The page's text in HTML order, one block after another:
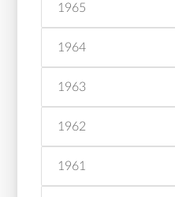
1965
1964
1963
1962
1961